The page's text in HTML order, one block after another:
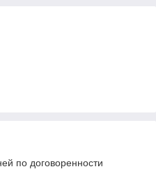
по договоренности